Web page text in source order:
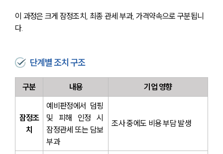
이 과정은 크게 잠정조치, 최종 관세 부과, 가격약속으로 구분됩니
다.
단계별 조치 구조
구분 내용 기업 영향
잠정조
치
예비판정에서 덤핑
및 피해 인정 시
잠정관세 또는 담보
부과
조사 중에도 비용 부담 발생